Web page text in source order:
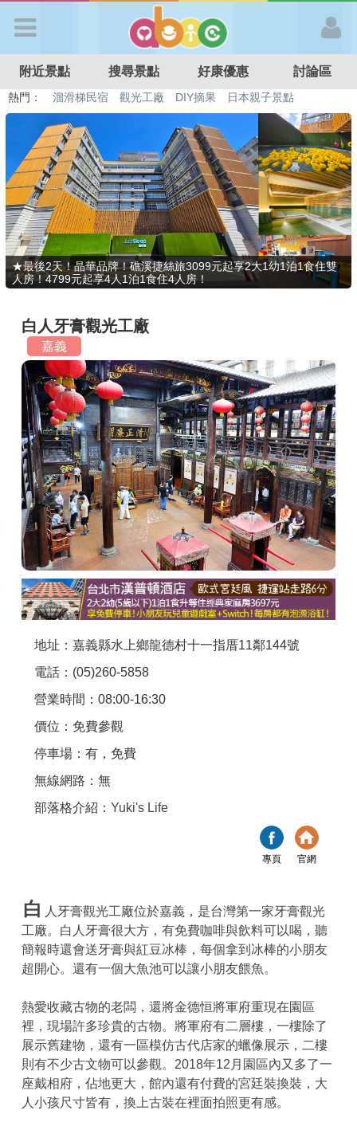
APP登入
首 頁
搜尋景點
好康優惠
最新消息
最新留言
商家合作
推薦景點
討論區
聯絡我們
APP下載
附近景點 搜尋景點 好康優惠 討論區
熱門： 特色遊戲場 親子住房優惠 台北親子餐廳
溫泉泡湯SPA
溜滑梯民宿
觀光工廠 DIY摘果 日本親子景點
★最後2天！晶華品牌！礁溪捷絲旅3099元起享2大1幼1泊1食住雙
人房！4799元起享4人1泊1食住4人房！
白人牙膏觀光工廠
嘉義
地址：嘉義縣水上鄉龍德村十一指厝11鄰144號
電話：(05)260-5858
營業時間：08:00-16:30
價位：免費參觀
停車場：有，免費
無線網路：無
部落格介紹： Yuki's Life
專頁 官網
白 人牙膏觀光工廠位於嘉義，是台灣第一家牙膏觀光
工廠。白人牙膏很大方，有免費咖啡與飲料可以喝，聽
簡報時還會送牙膏與紅豆冰棒，每個拿到冰棒的小朋友
超開心。還有一個大魚池可以讓小朋友餵魚。
熱愛收藏古物的老闆，還將金德恒將軍府重現在園區
裡，現場許多珍貴的古物。將軍府有二層樓，一樓除了
展示舊建物，還有一區模仿古代店家的蠟像展示，二樓
則有不少古文物可以參觀。2018年12月園區內又多了一
座戴相府，佔地更大，館內還有付費的宮廷裝換裝，大
人小孩尺寸皆有，換上古裝在裡面拍照更有感。